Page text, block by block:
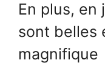
En plus, en
sont belles
magnifique